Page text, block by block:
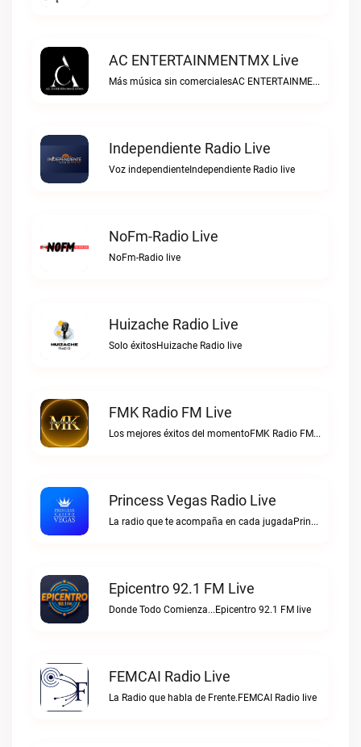
AC ENTERTAINMENTMX Live
Más música sin comercialesAC ENTERTAINMENTMX live
Independiente Radio Live
Voz independienteIndependiente Radio live
NoFm-Radio Live
NoFm-Radio live
Huizache Radio Live
Solo éxitosHuizache Radio live
FMK Radio FM Live
Los mejores éxitos del momentoFMK Radio FM live
Princess Vegas Radio Live
La radio que te acompaña en cada jugadaPrincess Vegas Radio live
Epicentro 92.1 FM Live
Donde Todo Comienza...Epicentro 92.1 FM live
FEMCAI Radio Live
La Radio que habla de Frente.FEMCAI Radio live